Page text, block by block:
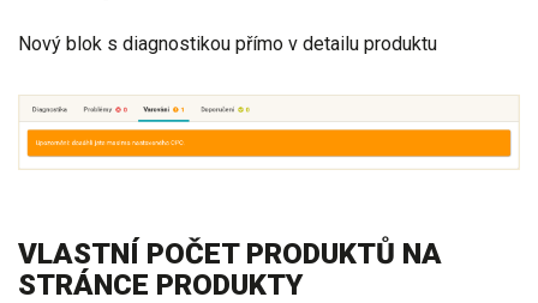
Nový blok s diagnostikou přímo v detailu produktu
VLASTNÍ POČET PRODUKTŮ NA
STRÁNCE PRODUKTY